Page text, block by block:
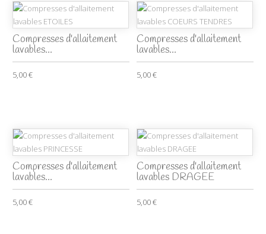
Compresses d'allaitement
lavables...
5,00 €
Compresses d'allaitement
lavables...
5,00 €
Compresses d'allaitement
lavables...
5,00 €
Compresses d'allaitement
lavables DRAGEE
5,00 €